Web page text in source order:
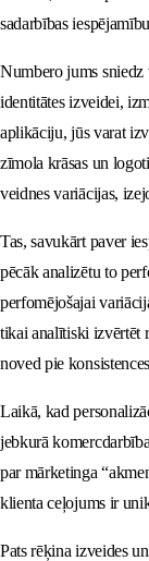
sadarbības
Numbero jums sniedz
identitātes izveidei,
aplikāciju, jūs varat
zīmola krāsas un
veidnes variācijas,
Tas, savukārt paver
pēcāk analizētu to
perfomējošajai
tikai analītiski izvērtēt
noved pie
Laikā, kad
jebkurā
par mārketinga
klienta ceļojums ir
Pats rēķina izveides